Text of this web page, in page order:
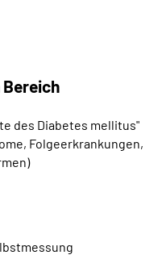
des Diabetes mellitus"
Folgeerkrankungen,